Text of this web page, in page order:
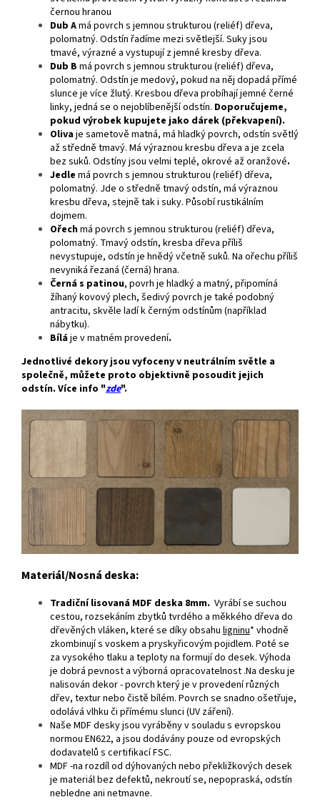
černou hranou
Dub Amá povrch s jemnou strukturou (reliéf) dřeva,
polomatný. Odstín řadíme mezi světlejší. Suky jsou
tmavé, výrazné a vystupují z jemné kresby dřeva.
Dub B má povrch s jemnou strukturou (reliéf) dřeva,
polomatný. Odstín je medový, pokud na něj dopadá přímé
slunce je více žlutý. Kresbou dřeva probíhají jemné černé
linky, jedná se o nejoblíbenější odstín. Doporučujeme,
pokud výrobek kupujete jako dárek (překvapení).
Olivaje sametově matná, má hladký povrch, odstín světlý
až středně tmavý. Má výraznou kresbu dřeva a je zcela
bez suků. Odstíny jsou velmi teplé, okrové až oranžové.
Jedle má povrch s jemnou strukturou (reliéf) dřeva,
polomatný. Jde o středně tmavý odstín, má výraznou
kresbu dřeva, stejně tak i suky. Působí rustikálním
dojmem.
Ořechmá povrch s jemnou strukturou (reliéf) dřeva,
polomatný. Tmavý odstín, kresba dřeva příliš
nevystupuje, odstín je hnědý včetně suků. Na ořechu příliš
nevyniká řezaná (černá) hrana.
Černá s patinou, povrh je hladký a matný, připomíná
žíhaný kovový plech, šedivý povrch je také podobný
antracitu, skvěle ladí k černým odstínům (například
nábytku).
Bíláje v matném provedení.
Jednotlivé dekory jsou vyfoceny v neutrálním světle a
společně, můžete proto objektivně posoudit jejich
odstín. Více info "zde".
Materiál/Nosná deska:
Tradiční lisovaná MDF deska 8mm. Vyrábí se suchou
cestou, rozsekáním zbytků tvrdého a měkkého dřeva do
dřevěných vláken, které se díky obsahu ligninu* vhodně
zkombinují s voskem a pryskyřicovým pojidlem. Poté se
za vysokého tlaku a teploty na formují do desek. Výhoda
je dobrá pevnost a výborná opracovatelnost .Na desku je
nalisován dekor - povrch který je v provedení různých
dřev, textur nebo čistě bílém. Povrch se snadno ošetřuje,
odolává vlhku či přímému slunci (UV záření).
Naše MDF desky jsou vyráběny v souladu s evropskou
normou EN622, a jsou dodávány pouze od evropských
dodavatelů s certifikací FSC.
MDF -na rozdíl od dýhovaných nebo překližkových desek
je materiál bez defektů, nekroutí se, nepopraská, odstín
nebledne ani netmavne.